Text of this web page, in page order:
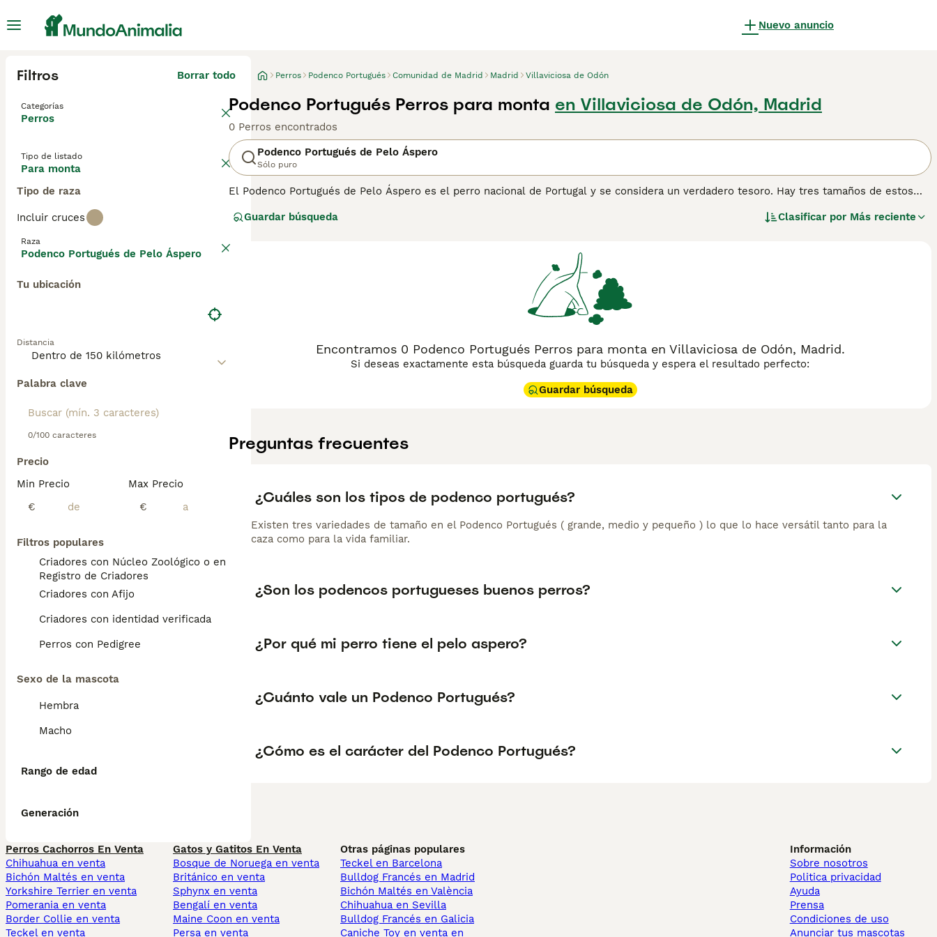
Nuevo anuncio
Filtros Borrar todo
Categorías
Perros
Tipo de listado
Para monta
Tipo de raza
Incluir cruces
Raza
Podenco Portugués de Pelo Áspero
Tu ubicación
Distancia
Palabra clave
0/100 caracteres
Precio
Min Precio
€
Max Precio
€
Filtros populares
Criadores con Núcleo Zoológico o en el
Registro de Criadores
Criadores con Afijo
Criadores con identidad verificada
Perros con Pedigree
Sexo de la mascota
Hembra
Macho
Rango de edad
Generación
Perros Podenco Portugués Comunidad de Madrid Madrid Villaviciosa de Odón
Podenco Portugués Perros para monta en Villaviciosa de Odón, Madrid
0 Perros encontrados
Podenco Portugués de Pelo Áspero
Sólo puro
El Podenco Portugués de Pelo Áspero es el perro nacional de Portugal y se considera un verdadero tesoro. Hay tres tamaños de estos
por el Kennel Club. Originalmente criado para controlar alimañas, cazar y proteger su hogar, el Podenco Portugués de Pelo Áspero
Portugués de Pelo Áspero
Guardar búsqueda Clasificar por Más reciente
Encontramos 0 Podenco Portugués Perros para monta en Villaviciosa de Odón, Madrid.
Si deseas exactamente esta búsqueda guarda tu búsqueda y espera el resultado perfecto:
Guardar búsqueda
Preguntas frecuentes
¿Cuáles son los tipos de podenco portugués?
Existen tres variedades de tamaño en el Podenco Portugués ( grande, medio y pequeño ) lo que lo hace versátil tanto para la
caza como para la vida familiar.
¿Son los podencos portugueses buenos perros?
¿Por qué mi perro tiene el pelo aspero?
¿Cuánto vale un Podenco Portugués?
¿Cómo es el carácter del Podenco Portugués?
Perros Cachorros En Venta
Chihuahua en venta
Bichón Maltés en venta
Yorkshire Terrier en venta
Pomerania en venta
Border Collie en venta
Teckel en venta
Gatos y Gatitos En Venta
Bosque de Noruega en venta
Británico en venta
Sphynx en venta
Bengalí en venta
Maine Coon en venta
Persa en venta
Otras páginas populares
Teckel en Barcelona
Bulldog Francés en Madrid
Bichón Maltés en València
Chihuahua en Sevilla
Bulldog Francés en Galicia
Caniche Toy en venta en
Información
Sobre nosotros
Politica privacidad
Ayuda
Prensa
Condiciones de uso
Anunciar tus mascotas